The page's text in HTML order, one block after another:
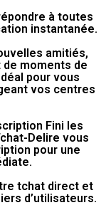
à toutes
instantanée.
amitiés,
de moments de
pour vous
vos centres
Fini les
Delire vous
pour une
tchat direct et
d’utilisateurs.